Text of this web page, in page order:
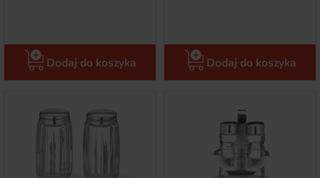
Dodaj do koszyka Dodaj do koszyka